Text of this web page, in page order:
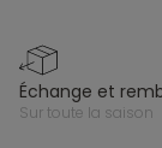
échange et
sur toute la saison